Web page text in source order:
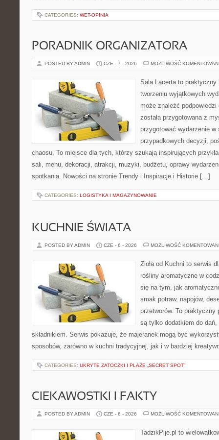
CATEGORIES: WET-OPINIA
PORADNIK ORGANIZATORA
POSTED BY ADMIN CZE - 7 - 2026 MOŻLIWOŚĆ
Sala Lacerta to praktyczny
tworzeniu wyjątkowych
może znaleźć
została przygotowana z
przygotować wydarzenie
przypadkowych decyzji,
chaosu. To miejsce dla tych, którzy szukają inspirujących
sali, menu, dekoracji, atrakcji, muzyki, budżetu, oprawy
spotkania. Nowości na stronie Trendy i Inspiracje i Historie […]
CATEGORIES: LOGISTYKA I MAGAZYNOWANIE
KUCHNIE ŚWIATA
POSTED BY ADMIN CZE - 6 - 2026 MOŻLIWOŚĆ
Zioła od Kuchni to serwis
rośliny aromatyczne w
się na tym, jak
smak potraw, napojów,
przetworów. To praktyczny
są tylko dodatkiem do
składnikiem. Serwis pokazuje, że majeranek mogą być
sposobów, zarówno w kuchni tradycyjnej, jak i w bardziej
CATEGORIES: UKRYTE ZATOCZKI I PLAŻE „SECRET SPOT”
CIEKAWOSTKI I FAKTY
POSTED BY ADMIN CZE - 6 - 2026 MOŻLIWOŚĆ
TadzikPije.pl to